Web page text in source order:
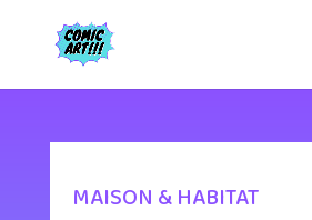
MAISON & HABITAT